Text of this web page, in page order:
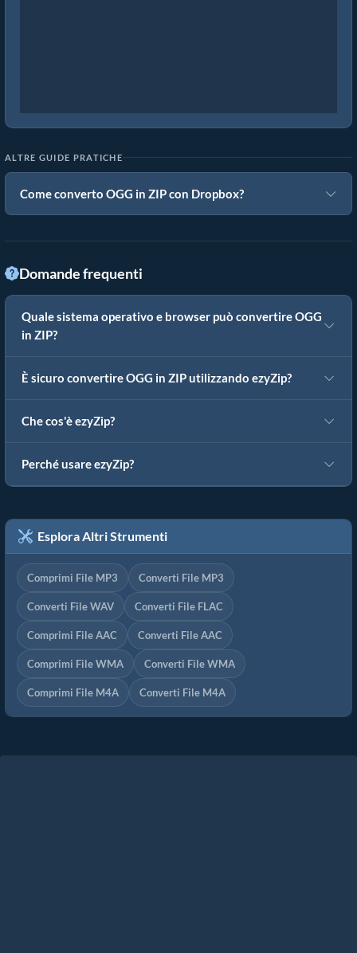
ALTRE GUIDE PRATICHE
Come converto OGG in ZIP con Dropbox?
Domande frequenti
Quale sistema operativo e browser può convertire OGG
in ZIP?
È sicuro convertire OGG in ZIP utilizzando ezyZip?
Che cos'è ezyZip?
Perché usare ezyZip?
Esplora Altri Strumenti
Comprimi File MP3 Converti File MP3
Converti File WAV Converti File FLAC
Comprimi File AAC Converti File AAC
Comprimi File WMA Converti File WMA
Comprimi File M4A Converti File M4A